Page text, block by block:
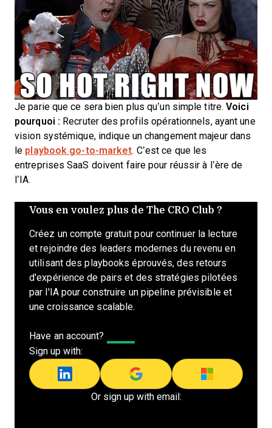
Je parie que ce sera bien plus qu’un simple titre.Voici
pourquoi : Recruter des profils opérationnels, ayant une
vision systémique, indique un changement majeur dans
le playbook go-to-market. C’est ce que les
entreprises SaaS doivent faire pour réussir à l’ère de
l’IA.
Vous en voulez plus de The CRO Club ?
Créez un compte gratuit pour continuer la lecture
et rejoindre des leaders modernes du revenu en
utilisant des playbooks éprouvés, des retours
d'expérience de pairs et des stratégies pilotées
par l'IA pour construire un pipeline prévisible et
une croissance scalable.
Have an account?
Sign up with:
Or sign up with email: